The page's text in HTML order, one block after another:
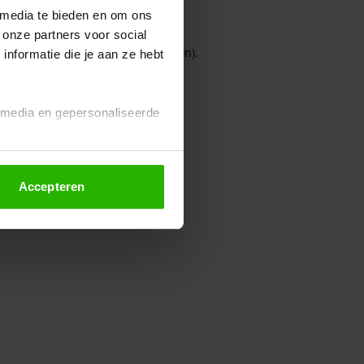
te bieden en om ons
partners voor social
die je aan ze hebt
en gepersonaliseerde
altijd wijzigen of
Accepteren
console for more information).